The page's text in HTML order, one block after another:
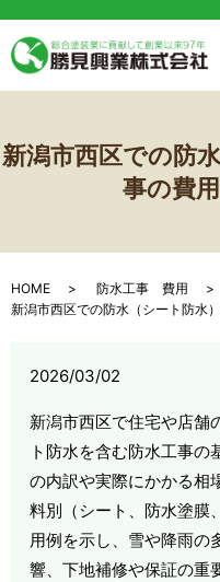
新潟市西区での防
事の費
HOME
防水工事 費用
新潟市西区での防水（シート防水
2026/03/02
新潟市西区で住宅や店舗
ト防水を含む防水工事
の内訳や実際にかかる相
料別（シート、防水塗膜
用例を示し、雪や降雨の
響、下地補修や保証の重